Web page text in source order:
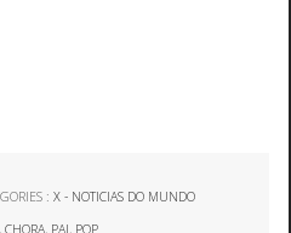
:X - NOTICIAS DO MUNDO
,CHORA, PAI, POP